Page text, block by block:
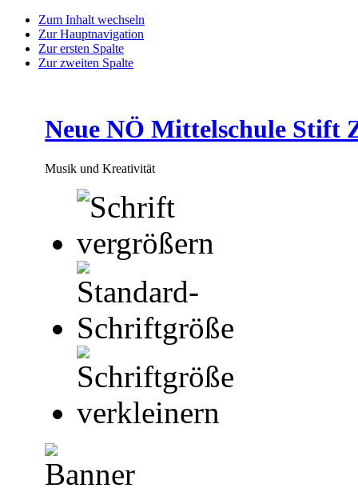
Zum Inhalt wechseln
Zur Hauptnavigation
Zur ersten Spalte
Zur zweiten Spalte
Neue NÖ Mittelschule Stift
Musik und Kreativität